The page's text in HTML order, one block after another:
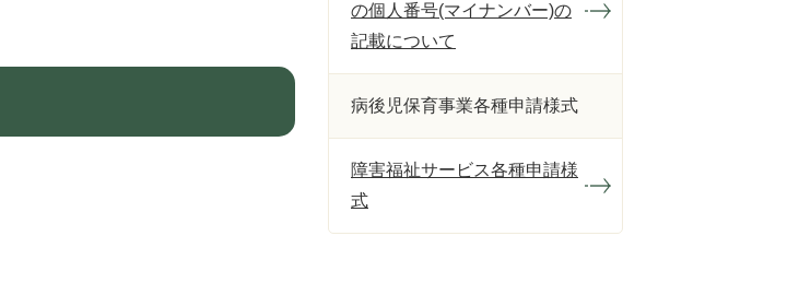
の個人番号(マイナンバー)の
記載について
病後児保育事業各種申請様式
障害福祉サービス各種申請様
式